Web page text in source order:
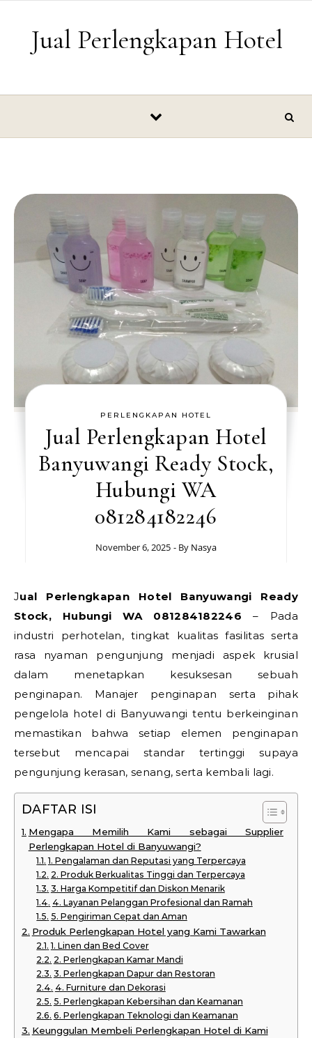
Jual Perlengkapan Hotel
PERLENGKAPAN HOTEL
Jual Perlengkapan Hotel
Banyuwangi Ready Stock,
Hubungi WA
081284182246
November 6, 2025 - By Nasya
Jual Perlengkapan Hotel Banyuwangi Ready
Stock, Hubungi WA 081284182246 – Pada
industri perhotelan, tingkat kualitas fasilitas serta
rasa nyaman pengunjung menjadi aspek krusial
dalam menetapkan kesuksesan sebuah
penginapan. Manajer penginapan serta pihak
pengelola hotel di Banyuwangi tentu berkeinginan
memastikan bahwa setiap elemen penginapan
tersebut mencapai standar tertinggi supaya
pengunjung kerasan, senang, serta kembali lagi.
DAFTAR ISI
Mengapa Memilih Kami sebagai Supplier
Perlengkapan Hotel di Banyuwangi?
1. Pengalaman dan Reputasi yang Terpercaya
2. Produk Berkualitas Tinggi dan Terpercaya
3. Harga Kompetitif dan Diskon Menarik
4. Layanan Pelanggan Profesional dan Ramah
5. Pengiriman Cepat dan Aman
Produk Perlengkapan Hotel yang Kami Tawarkan
1. Linen dan Bed Cover
2. Perlengkapan Kamar Mandi
3. Perlengkapan Dapur dan Restoran
4. Furniture dan Dekorasi
5. Perlengkapan Kebersihan dan Keamanan
6. Perlengkapan Teknologi dan Keamanan
Keunggulan Membeli Perlengkapan Hotel di Kami